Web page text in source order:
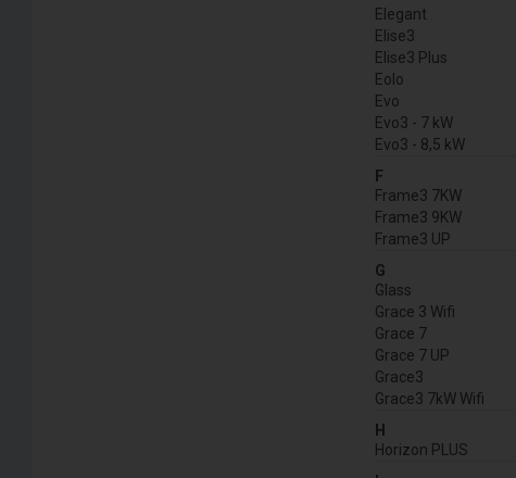
Elegant
Elise3
Elise3 Plus
Eolo
Evo
Evo3 - 7 kW
Evo3 - 8,5 kW
F
Frame3 7KW
Frame3 9KW
Frame3 UP
G
Glass
Grace 3 Wifi
Grace 7
Grace 7 UP
Grace3
Grace3 7kW Wifi
H
Horizon PLUS